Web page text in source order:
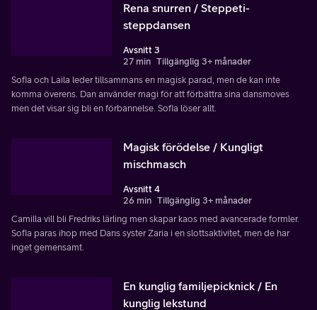
Rena snurren / Steppeti-
steppdansen
Avsnitt 3
27 min Tillgänglig 3+ månader
Sofia och Laila leder tillsammans en magisk parad, men de kan inte
komma överens. Dan använder magi för att förbättra sina dansmoves
men det visar sig bli en förbannelse. Sofia löser allt.
Magisk förödelse / Kungligt
mischmasch
Avsnitt 4
26 min Tillgänglig 3+ månader
Camilla vill bli Fredriks lärling men skapar kaos med avancerade formler.
Sofia paras ihop med Dans syster Zaria i en slottsaktivitet, men de har
inget gemensamt.
En kunglig familjepicknick / En
kunglig lekstund